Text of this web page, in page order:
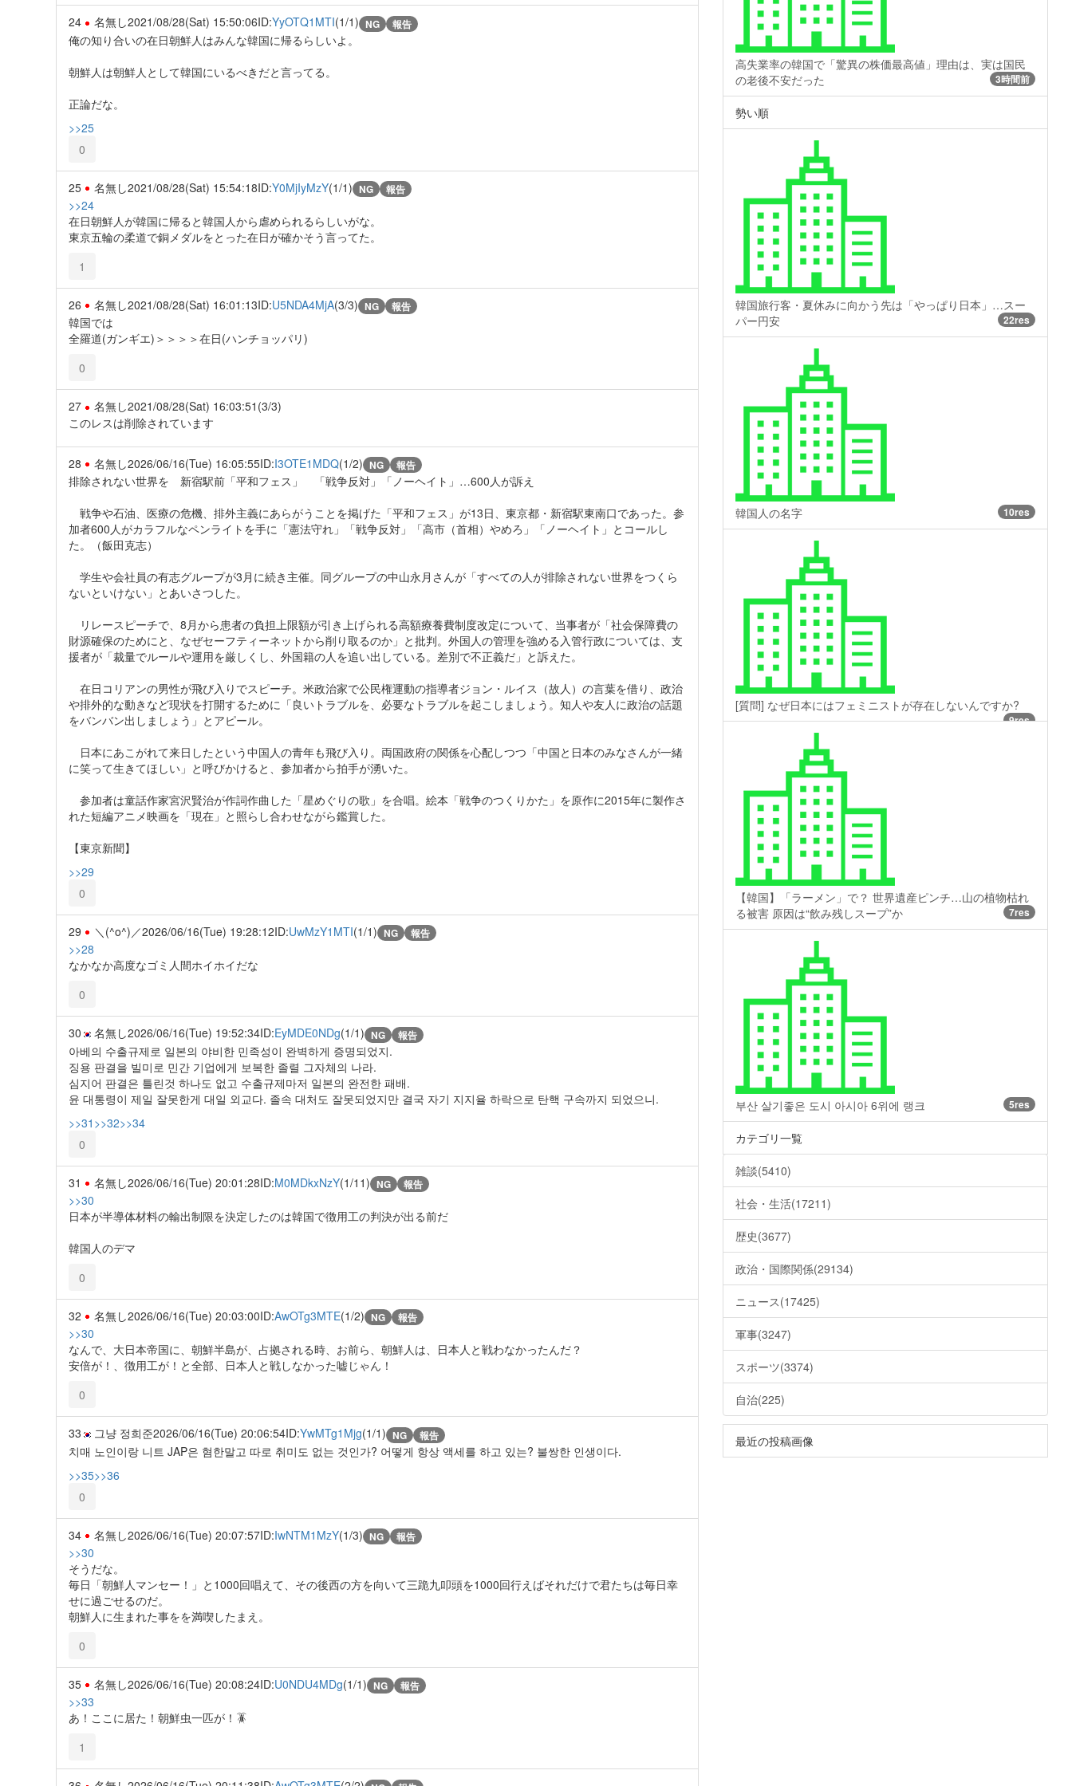
24 名無し2021/08/28(Sat) 15:50:06ID:YyOTQ1MTI(1/1) NG 報告
俺の知り合いの在日朝鮮人はみんな韓国に帰るらしいよ。
朝鮮人は朝鮮人として韓国にいるべきだと言ってる。
正論だな。
>>25
0
25 名無し2021/08/28(Sat) 15:54:18ID:Y0MjIyMzY(1/1) NG 報告
>>24
在日朝鮮人が韓国に帰ると韓国人から虐められるらしいがな。
東京五輪の柔道で銅メダルをとった在日が確かそう言ってた。
1
26 名無し2021/08/28(Sat) 16:01:13ID:U5NDA4MjA(3/3) NG 報告
韓国では
全羅道(ガンギエ)＞＞＞＞在日(ハンチョッパリ)
0
27 名無し2021/08/28(Sat) 16:03:51 (3/3)
このレスは削除されています
28 名無し2026/06/16(Tue) 16:05:55ID:I3OTE1MDQ(1/2) NG 報告
排除されない世界を 新宿駅前「平和フェス」 「戦争反対」「ノーヘイト」…600人が訴え
戦争や石油、医療の危機、排外主義にあらがうことを掲げた「平和フェス」が13日、東京都・新宿駅東南口であった。参
加者600人がカラフルなペンライトを手に「憲法守れ」「戦争反対」「高市（首相）やめろ」「ノーヘイト」とコールし
た。（飯田克志）
学生や会社員の有志グループが3月に続き主催。同グループの中山永月さんが「すべての人が排除されない世界をつくら
ないといけない」とあいさつした。
リレースピーチで、8月から患者の負担上限額が引き上げられる高額療養費制度改定について、当事者が「社会保障費の
財源確保のためにと、なぜセーフティーネットから削り取るのか」と批判。外国人の管理を強める入管行政については、支
援者が「裁量でルールや運用を厳しくし、外国籍の人を追い出している。差別で不正義だ」と訴えた。
在日コリアンの男性が飛び入りでスピーチ。米政治家で公民権運動の指導者ジョン・ルイス（故人）の言葉を借り、政治
や排外的な動きなど現状を打開するために「良いトラブルを、必要なトラブルを起こしましょう。知人や友人に政治の話題
をバンバン出しましょう」とアピール。
日本にあこがれて来日したという中国人の青年も飛び入り。両国政府の関係を心配しつつ「中国と日本のみなさんが一緒
に笑って生きてほしい」と呼びかけると、参加者から拍手が湧いた。
参加者は童話作家宮沢賢治が作詞作曲した「星めぐりの歌」を合唱。絵本「戦争のつくりかた」を原作に2015年に製作さ
れた短編アニメ映画を「現在」と照らし合わせながら鑑賞した。
【東京新聞】
>>29
0
29 ＼(^o^)／2026/06/16(Tue) 19:28:12ID:UwMzY1MTI(1/1) NG 報告
>>28
なかなか高度なゴミ人間ホイホイだな
0
30 名無し2026/06/16(Tue) 19:52:34ID:EyMDE0NDg(1/1) NG 報告
아베의 수출규제로 일본의 야비한 민족성이 완벽하게 증명되었지.
징용 판결을 빌미로 민간 기업에게 보복한 졸렬 그자체의 나라.
심지어 판결은 틀린것 하나도 없고 수출규제마저 일본의 완전한 패배.
윤 대통령이 제일 잘못한게 대일 외교다. 졸속 대처도 잘못되었지만 결국 자기 지지율 하락으로 탄핵 구속까지 되었으니.
>>31 >>32>>34
0
31 名無し2026/06/16(Tue) 20:01:28ID:M0MDkxNzY(1/11) NG 報告
>>30
日本が半導体材料の輸出制限を決定したのは韓国で徴用工の判決が出る前だ
韓国人のデマ
0
32 名無し2026/06/16(Tue) 20:03:00ID:AwOTg3MTE(1/2) NG 報告
>>30
なんで、大日本帝国に、朝鮮半島が、占拠される時、お前ら、朝鮮人は、日本人と戦わなかったんだ？
安倍が！、徴用工が！と全部、日本人と戦しなかった嘘じゃん！
0
33 그냥 정희준2026/06/16(Tue) 20:06:54ID:YwMTg1Mjg(1/1) NG 報告
치매 노인이랑 니트 JAP은 혐한말고 따로 취미도 없는 것인가? 어떻게 항상 액세를 하고 있는? 불쌍한 인생이다.
>>35>>36
0
34 名無し2026/06/16(Tue) 20:07:57ID:IwNTM1MzY(1/3) NG 報告
>>30
そうだな。
毎日「朝鮮人マンセー！」と1000回唱えて、その後西の方を向いて三跪九叩頭を1000回行えばそれだけで君たちは毎日幸
せに過ごせるのだ。
朝鮮人に生まれた事をを満喫したまえ。
0
35 名無し2026/06/16(Tue) 20:08:24ID:U0NDU4MDg(1/1) NG 報告
>>33
あ！ここに居た！朝鮮虫一匹が！🪳
1
高失業率の韓国で「驚異の株価最高値」理由は、実は国民
の老後不安だった
3時間前
勢い順
韓国旅行客・夏休みに向かう先は「やっぱり日本」…スー
パー円安
22res
韓国人の名字 10res
[質問] なぜ日本にはフェミニストが存在しないんですか?
9res
【韓国】「ラーメン」で？ 世界遺産ピンチ…山の植物枯れ
る被害 原因は“飲み残しスープ”か
7res
부산 살기좋은 도시 아시아 6위에 랭크 5res
カテゴリ一覧
雑談(5410)
社会・生活(17211)
歴史(3677)
政治・国際関係(29134)
ニュース(17425)
軍事(3247)
スポーツ(3374)
自治(225)
最近の投稿画像